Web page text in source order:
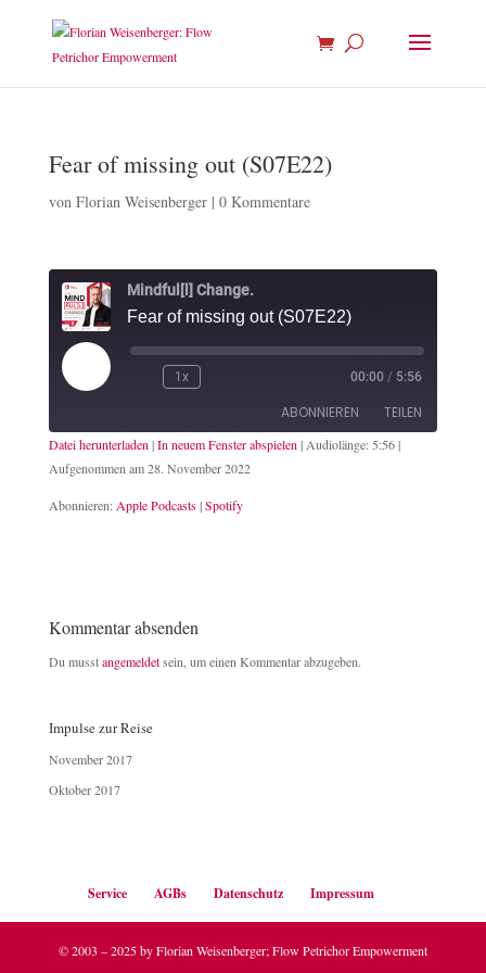
Fear of missing out (S07E22)
von Florian Weisenberger| 0 Kommentare
Mindful[l] Change.
Fear of missing out (S07E22)
Play
Episode
1x 00:00 / 5:56
ABONNIEREN TEILEN
Apple Podcasts
RSS FEED
TEILEN
Datei herunterladen |In neuem Fenster abspielen | Audiolänge: 5:56|
Aufgenommen am 28. November 2022
Abonnieren: Apple Podcasts|Spotify
Kommentar absenden
Du musstangemeldetsein, um einen Kommentar abzugeben.
Impulse zur Reise
November 2017
Oktober 2017
Service AGBs Datenschutz Impressum
© 2003 – 2025 by Florian Weisenberger; Flow Petrichor Empowerment